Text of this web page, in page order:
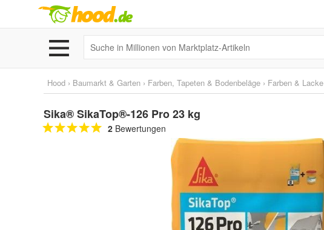
Hood › Baumarkt & Garten › Farben, Tapeten & Bodenbeläge › Farben & Lacke
Sika® SikaTop®-126 Pro 23 kg
2 Bewertungen